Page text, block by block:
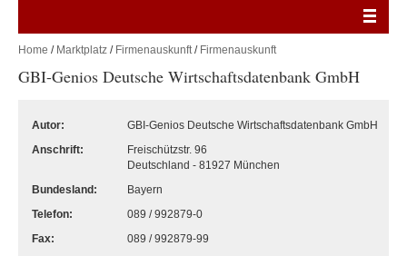
Home / Marktplatz / Firmenauskunft/ Firmenauskunft
GBI-Genios Deutsche Wirtschaftsdatenbank GmbH
Autor:
GBI-Genios Deutsche Wirtschaftsdatenbank GmbH
Anschrift:
Freischützstr. 96
Deutschland - 81927 München
Bundesland:
Bayern
Telefon:
089 / 992879-0
Fax:
089 / 992879-99